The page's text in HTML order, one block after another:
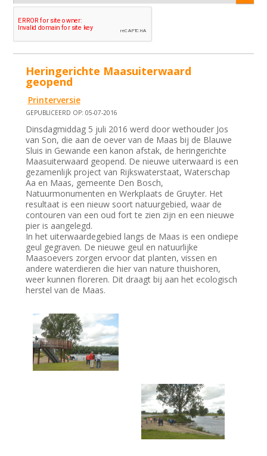
Heringerichte Maasuiterwaard
geopend
Printerversie
GEPUBLICEERD OP: 05-07-2016
Dinsdagmiddag 5 juli 2016 werd door wethouder Jos
van Son, die aan de oever van de Maas bij de Blauwe
Sluis in Gewande een kanon afstak, de heringerichte
Maasuiterwaard geopend. De nieuwe uiterwaard is een
gezamenlijk project van Rijkswaterstaat, Waterschap
Aa en Maas, gemeente Den Bosch,
Natuurmonumenten en Werkplaats de Gruyter. Het
resultaat is een nieuw soort natuurgebied, waar de
contouren van een oud fort te zien zijn en een nieuwe
pier is aangelegd.
​In het uiterwaardegebied langs de Maas is een ondiepe
geul gegraven. De nieuwe geul en natuurlijke
Maasoevers zorgen ervoor dat planten, vissen en
andere waterdieren die hier van nature thuishoren,
weer kunnen floreren. Dit draagt bij aan het ecologisch
herstel van de Maas.